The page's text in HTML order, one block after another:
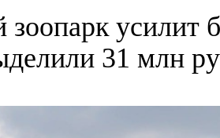
усилит
31 млн